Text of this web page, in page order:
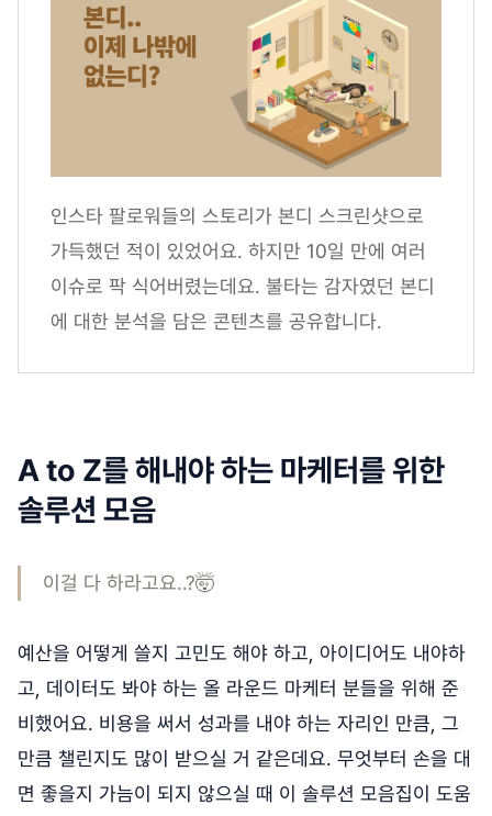
인스타 팔로워들의 스토리가 본디 스크린샷으로
가득했던 적이 있었어요. 하지만 10일 만에 여러
이슈로 팍 식어버렸는데요. 불타는 감자였던 본디
에 대한 분석을 담은 콘텐츠를 공유합니다.
A to Z를 해내야 하는 마케터를 위한
솔루션 모음
이걸 다 하라고요..?🤯
예산을 어떻게 쓸지 고민도 해야 하고, 아이디어도 내야하
고, 데이터도 봐야 하는 올 라운드 마케터 분들을 위해 준
비했어요. 비용을 써서 성과를 내야 하는 자리인 만큼, 그
만큼 챌린지도 많이 받으실 거 같은데요. 무엇부터 손을 대
면 좋을지 가늠이 되지 않으실 때 이 솔루션 모음집이 도움